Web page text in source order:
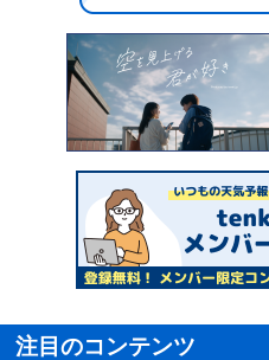
注目のコンテンツ